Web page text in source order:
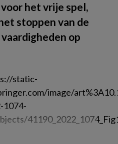
het vrije spel,
stoppen van de
op